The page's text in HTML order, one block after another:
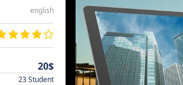
english
20$
23 Student